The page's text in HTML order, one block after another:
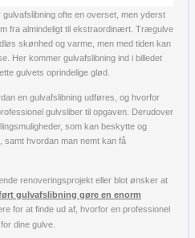
ofte en overset, men yderst
fra almindeligt til ekstraordinært. Trægulve
skønhed og varme, men med tiden kan
Her kommer gulvafslibning ind i billedet
gulvets oprindelige glød.
en gulvafslibning udføres, og hvorfor
gulvsliber til opgaven. Derudover
som kan beskytte og
hvordan man nemt kan få
renoveringsprojekt eller blot ønsker at
gulvafslibning gøre en enorm
for at finde ud af, hvorfor en professionel
dine gulve.